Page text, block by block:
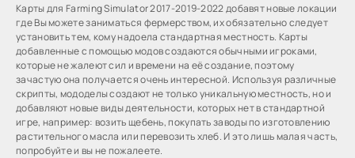
Карты для Farming Simulator 2017-2019-2022 добавят новые локации
где Вы можете заниматься фермерством, их обязательно следует
установить тем, кому надоела стандартная местность. Карты
добавленные с помощью модов создаются обычными игроками,
которые не жалеют сил и времени на её создание, поэтому
зачастую она получается очень интересной. Используя различные
скрипты, мододелы создают не только уникальную местность, но и
добавляют новые виды деятельности, которых нет в стандартной
игре, например: возить щебень, покупать заводы по изготовлению
растительного масла или перевозить хлеб. И это лишь малая часть,
попробуйте и вы не пожалеете.